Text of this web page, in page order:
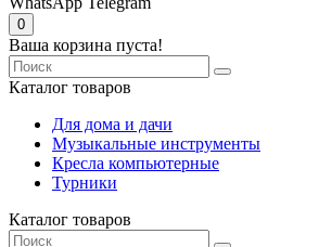
0
Ваша корзина пуста!
Каталог товаров
Для дома и дачи
Музыкальные инструменты
Кресла компьютерные
Турники
Каталог товаров